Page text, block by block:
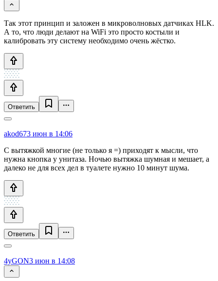
Так этот принцип и заложен в микроволновых датчиках HLK.
А то, что люди делают на WiFi это просто костыли и
калибровать эту систему необходимо очень жёстко.
Ответить
akod673 июн в 14:06
С вытяжкой многие (не только я =) приходят к мысли, что
нужна кнопка у унитаза. Ночью вытяжка шумная и мешает, а
далеко не для всех дел в туалете нужно 10 минут шума.
Ответить
4yGON3 июн в 14:08